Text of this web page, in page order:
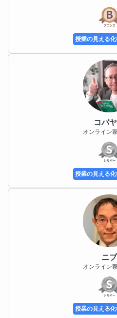
おすす
みど
オンライン
授業の見える化
コバ
オンライン
授業の見える化